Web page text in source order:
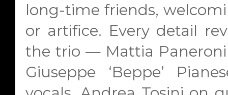
long-time friends,
or artifice. Every detail
the trio — Mattia
Giuseppe ‘Beppe’